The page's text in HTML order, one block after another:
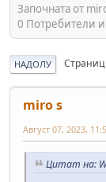
Започната от
0 Потребители и
НАДОЛУ
miro s
Август 07, 2023,
Цитат на: